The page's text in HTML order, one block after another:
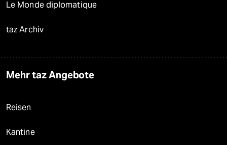
Le Monde diplomatique
taz Archiv
Mehr taz Angebote
Reisen
Kantine